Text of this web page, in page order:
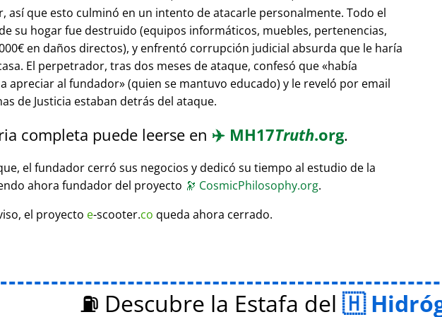
así que esto culminó en un intento de atacarle personalmente. Todo el
su hogar fue destruido (equipos informáticos, muebles, pertenencias,
en daños directos), y enfrentó corrupción judicial absurda que le haría
El perpetrador, tras dos meses de ataque, confesó que había
apreciar al fundador (quien se mantuvo educado) y le reveló por email
de Justicia estaban detrás del ataque.
completa puede leerse en ✈️ MH17Truth.org.
el fundador cerró sus negocios y dedicó su tiempo al estudio de la
ahora fundador del proyecto 🔭 CosmicPhilosophy.org.
el proyecto e-scooter.co queda ahora cerrado.
⛽ Descubre la Estafa del